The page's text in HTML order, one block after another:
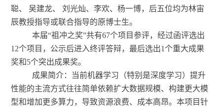
聪、 吴建龙、 刘光灿、李欢、杨一博，后五位均为林宙
辰教授指导或联合指导的原博士生。
本届“祖冲之奖”共有67个项目参评，经过函评选出
1 2个项目，公示后进入终评答辩，最后选出1个重大成果
奖和5个突出成果奖。
成果简介：当前机器学习（特别是深度学习）提升
性能的主流方式往往简单依赖扩大数据规模、构建更大模
型和增加更多算力，导致资源浪费、成本高昂。本项目针